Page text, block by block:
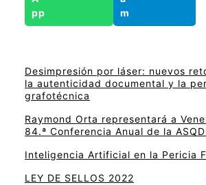
Desimpresión por láser: nuevos
la autenticidad documental y la
grafotécnica
Raymond Orta representará a
84.ª Conferencia Anual de la
Inteligencia Artificial en la Pericia
LEY DE SELLOS 2022